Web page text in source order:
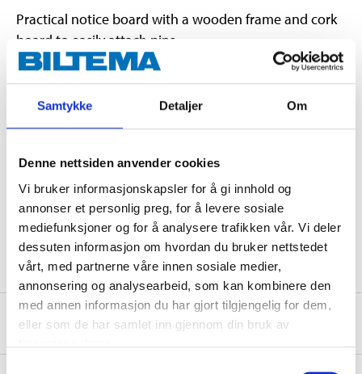
Samtykke Detaljer Om
Denne nettsiden anvender cookies
Vi bruker informasjonskapsler for å gi innhold og
annonser et personlig preg, for å levere sosiale
mediefunksjoner og for å analysere trafikken vår. Vi deler
dessuten informasjon om hvordan du bruker nettstedet
vårt, med partnerne våre innen sosiale medier,
annonsering og analysearbeid, som kan kombinere den
med annen informasjon du har gjort tilgjengelig for dem,
eller som de har samlet inn gjennom din bruk av
Practical notice board with a wooden frame and cork
board to easily attach pins.
Technical specifications
Thickness
1,5 cm
Material
Wood, cork
About the manufacturer